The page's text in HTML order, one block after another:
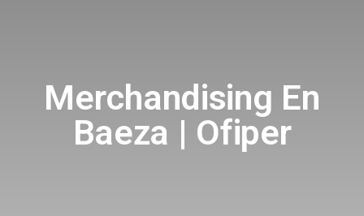
Merchandising En
Baeza | Ofiper